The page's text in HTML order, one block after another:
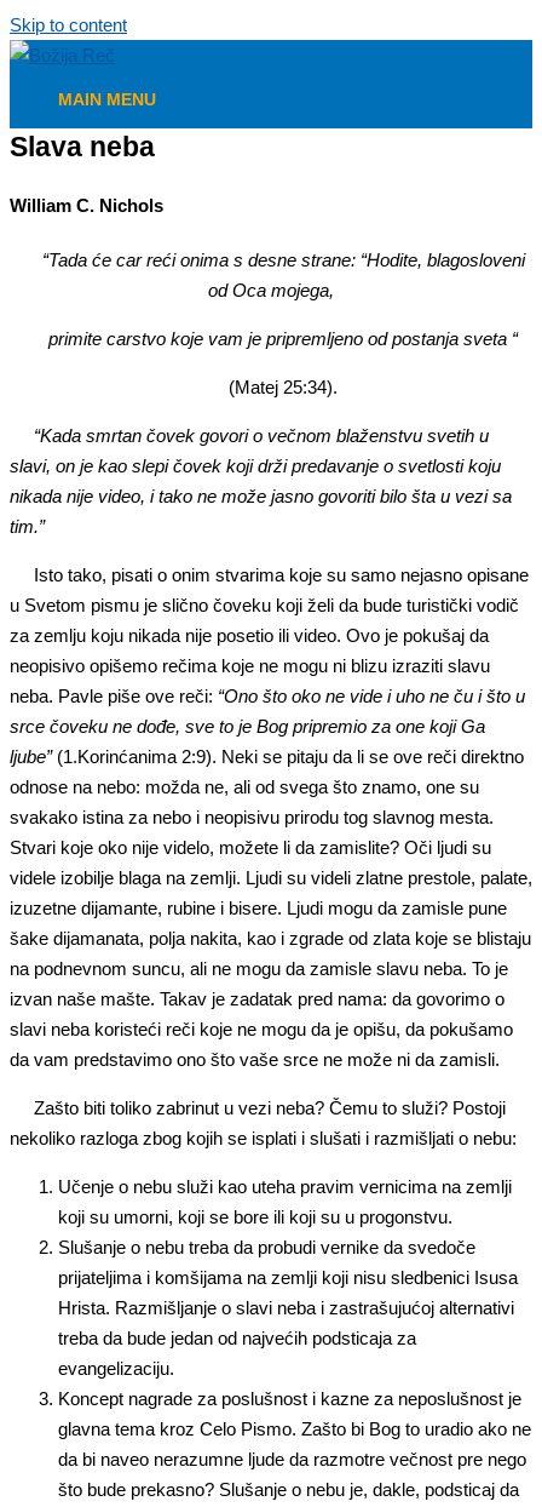
Skip to content
MAIN MENU
Slava neba
William C. Nichols
“Tada će car reći onima s desne strane: “Hodite, blagosloveni
od Oca mojega,
primite carstvo koje vam je pripremljeno od postanja sveta “
(Matej 25:34).
“Kada smrtan čovek govori o večnom blaženstvu svetih u
slavi, on je kao slepi čovek koji drži predavanje o svetlosti koju
nikada nije video, i tako ne može jasno govoriti bilo šta u vezi sa
tim.”
Isto tako, pisati o onim stvarima koje su samo nejasno opisane
u Svetom pismu je slično čoveku koji želi da bude turistički vodič
za zemlju koju nikada nije posetio ili video. Ovo je pokušaj da
neopisivo opišemo rečima koje ne mogu ni blizu izraziti slavu
neba. Pavle piše ove reči: “Ono što oko ne vide i uho ne ču išto u
srce čoveku ne dođe, sve to je Bog pripremio za one koji Ga
ljube”(1.Korinćanima 2:9). Neki se pitaju da li se ove reči direktno
odnose na nebo: možda ne, ali od svega što znamo, one su
svakako istina za nebo i neopisivu prirodu tog slavnog mesta.
Stvari koje oko nije videlo, možete li da zamislite? Oči ljudi su
videle izobilje blaga na zemlji. Ljudi su videli zlatne prestole, palate,
izuzetne dijamante, rubine i bisere. Ljudi mogu da zamisle pune
šake dijamanata, polja nakita, kao i zgrade od zlata koje se blistaju
na podnevnom suncu, ali ne mogu da zamisle slavu neba. To je
izvan naše mašte. Takav je zadatak pred nama: da govorimo o
slavi neba koristeći reči koje ne mogu da je opišu, da pokušamo
da vam predstavimo ono što vaše srce ne može ni da zamisli.
Zašto biti toliko zabrinut u vezi neba? Čemu to služi? Postoji
nekoliko razloga zbog kojih se isplati i slušati i razmišljati o nebu:
Učenje o nebu služi kao uteha pravim vernicima na zemlji
koji su umorni, koji se bore ili koji su u progonstvu.
Slušanje o nebu treba da probudi vernike da svedoče
prijateljima i komšijama na zemlji koji nisu sledbenici Isusa
Hrista. Razmišljanje o slavi neba i zastrašujućoj alternativi
treba da bude jedan od najvećih podsticaja za
evangelizaciju.
Koncept nagrade za poslušnost i kazne za neposlušnost je
glavna tema kroz Celo Pismo. Zašto bi Bog to uradio ako ne
da bi naveo nerazumne ljude da razmotre večnost pre nego
što bude prekasno? Slušanje o nebu je, dakle, podsticaj da